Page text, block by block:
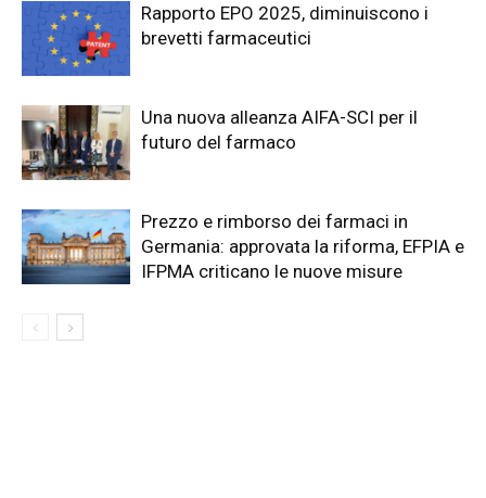
Rapporto EPO 2025, diminuiscono i
brevetti farmaceutici
Una nuova alleanza AIFA-SCI per il
futuro del farmaco
Prezzo e rimborso dei farmaci in
Germania: approvata la riforma, EFPIA e
IFPMA criticano le nuove misure